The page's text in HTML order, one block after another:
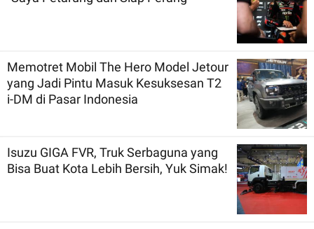
Memotret Mobil The Hero Model Jetour
yang Jadi Pintu Masuk Kesuksesan T2
i-DM di Pasar Indonesia
Isuzu GIGA FVR, Truk Serbaguna yang
Bisa Buat Kota Lebih Bersih, Yuk Simak!